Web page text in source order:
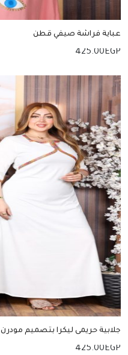
عباية فراشة صيفي قطن
425.00EGP
جلابية حريمى ليكرا بتصميم مودرن
425.00EGP